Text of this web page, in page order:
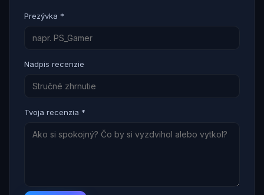
Prezývka *
Nadpis recenzie
Tvoja recenzia *